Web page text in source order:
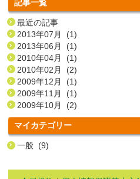
記事一覧
最近の記事
2013年07月 (1)
2013年06月 (1)
2010年04月 (1)
2010年02月 (2)
2009年12月 (1)
2009年11月 (1)
2009年10月 (2)
マイカテゴリー
一般 (9)